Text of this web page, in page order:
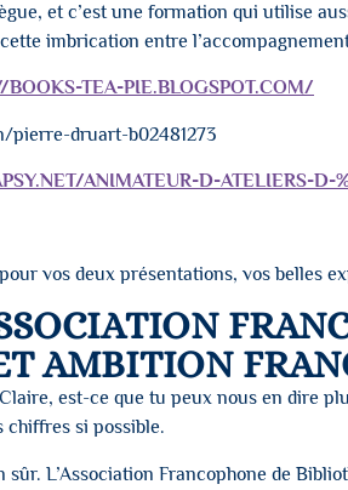
et c’est une formation qui utilise
imbrication entre
BOOKS-TEA-PIE.BLOGSPOT.COM/
druart-b02481273
ANIMATEUR-D-ATELIERS-D-
vos deux présentations, vos belles
AMBITION
est-ce que tu peux nous en dire
chiffres si possible.
sûr. L’Association Francophone de